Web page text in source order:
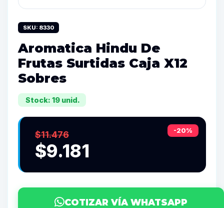
SKU: 8330
Aromatica Hindu De
Frutas Surtidas Caja X12
Sobres
Stock: 19 unid.
-20%
$11.476
$9.181
COTIZAR VÍA WHATSAPP